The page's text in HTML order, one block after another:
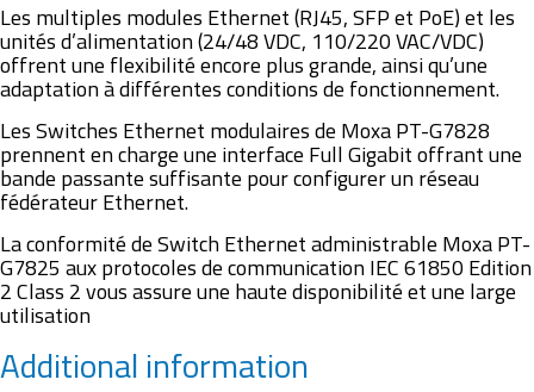
Les multiples modules Ethernet (RJ45, SFP et PoE) et les
unités d’alimentation (24/48 VDC, 110/220 VAC/VDC)
offrent une flexibilité encore plus grande, ainsi qu’une
adaptation à différentes conditions de fonctionnement.
Les Switches Ethernet modulaires de Moxa PT-G7828
prennent en charge une interface Full Gigabit offrant une
bande passante suffisante pour configurer un réseau
fédérateur Ethernet.
La conformité de Switch Ethernet administrable Moxa PT-
G7825 aux protocoles de communication IEC 61850 Edition
2 Class 2 vous assure une haute disponibilité et une large
utilisation
Additional information